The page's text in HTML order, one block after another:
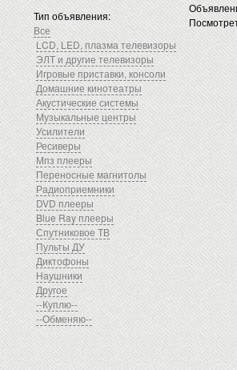
Тип объявления:
Все
LCD, LED, плазма телевизоры
ЭЛТ и другие телевизоры
Игровые приставки, консоли
Домашние кинотеатры
Акустические системы
Музыкальные центры
Усилители
Ресиверы
Мпз плееры
Переносные магнитолы
Радиоприемники
DVD плееры
Blue Ray плееры
Спутниковое ТВ
Пульты ДУ
Диктофоны
Наушники
Другое
--Куплю--
--Обменяю--